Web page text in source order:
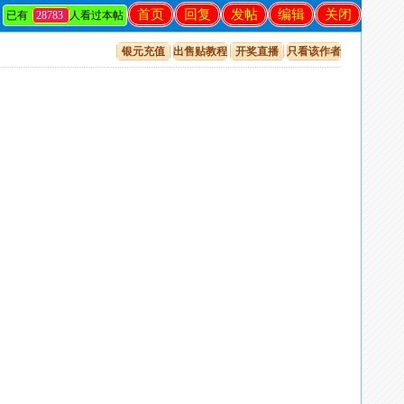
关闭
编辑
发帖
回复
首页
已有 28783 人看过本帖
银元充值 出售贴教程 开奖直播 只看该作者